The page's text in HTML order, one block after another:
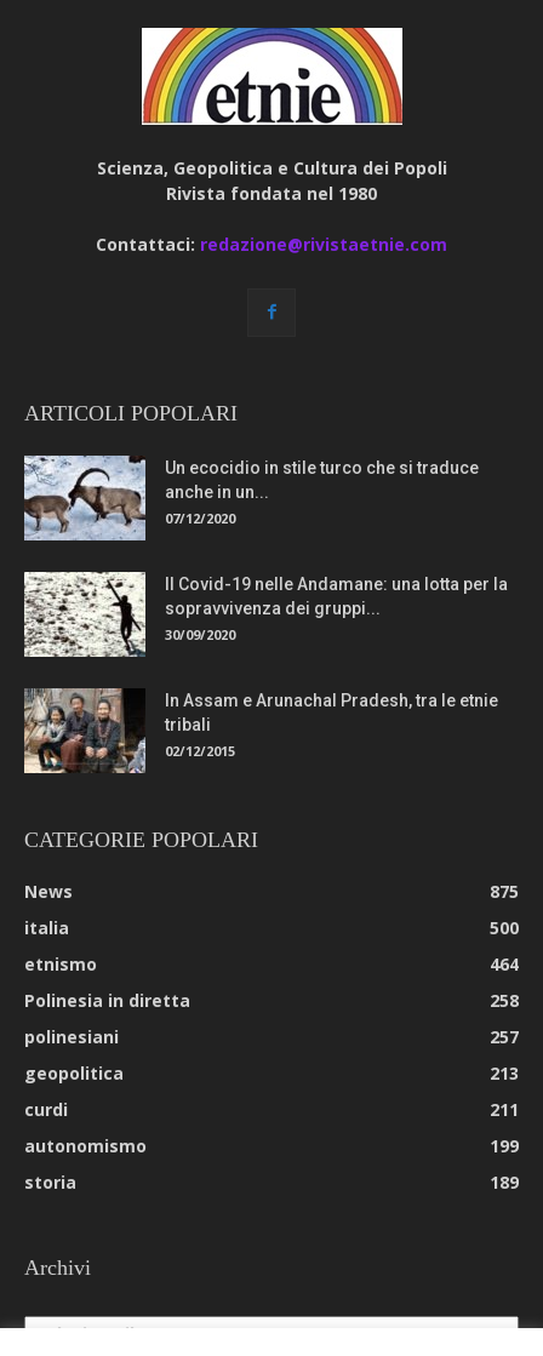
Scienza, Geopolitica e Cultura dei Popoli
Rivista fondata nel 1980
Contattaci: redazione@rivistaetnie.com
ARTICOLI POPOLARI
Un ecocidio in stile turco che si traduce
anche in un...
07/12/2020
Il Covid-19 nelle Andamane: una lotta per la
sopravvivenza dei gruppi...
30/09/2020
In Assam e Arunachal Pradesh, tra le etnie
tribali
02/12/2015
CATEGORIE POPOLARI
News
875
italia
500
etnismo
464
Polinesia in diretta
258
polinesiani
257
geopolitica
213
curdi
211
autonomismo
199
storia
189
Archivi
Archivi